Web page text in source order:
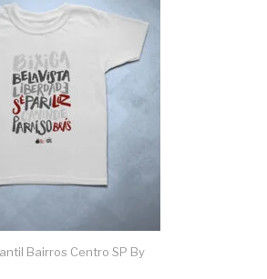
Bairros Centro SP By